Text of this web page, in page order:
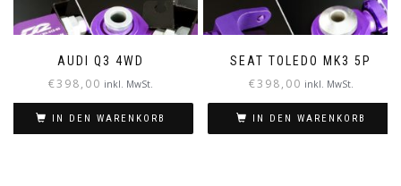
AUDI Q3 4WD
€398,00 inkl. MwSt.
IN DEN WARENKORB
SEAT TOLEDO MK3 5P
€398,00 inkl. MwSt.
IN DEN WARENKORB